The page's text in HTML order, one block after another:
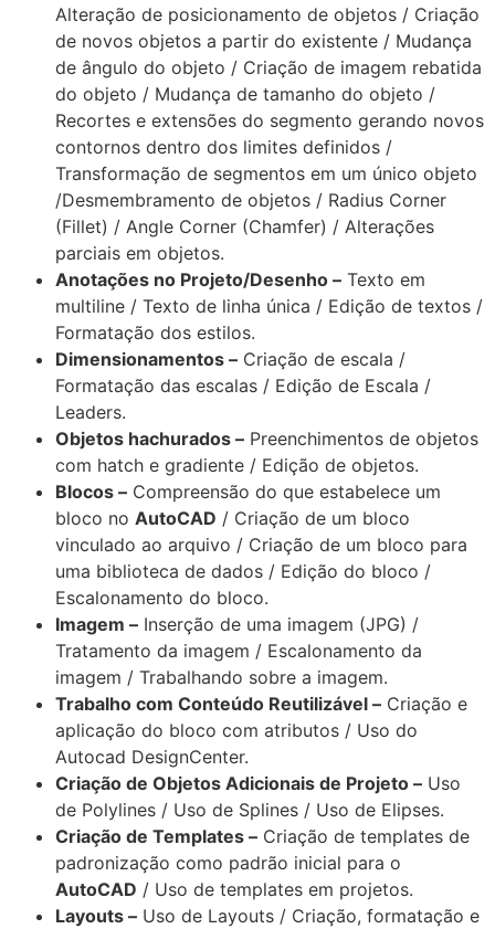
Alteração de posicionamento de objetos / Criação
de novos objetos a partir do existente / Mudança
de ângulo do objeto / Criação de imagem rebatida
do objeto / Mudança de tamanho do objeto /
Recortes e extensões do segmento gerando novos
contornos dentro dos limites definidos /
Transformação de segmentos em um único objeto
/Desmembramento de objetos / Radius Corner
(Fillet) / Angle Corner (Chamfer) / Alterações
parciais em objetos.
Anotações no Projeto/Desenho – Texto em
multiline / Texto de linha única / Edição de textos /
Formatação dos estilos.
Dimensionamentos – Criação de escala /
Formatação das escalas / Edição de Escala /
Leaders.
Objetos hachurados – Preenchimentos de objetos
com hatch e gradiente / Edição de objetos.
Blocos – Compreensão do que estabelece um
bloco no AutoCAD / Criação de um bloco
vinculado ao arquivo / Criação de um bloco para
uma biblioteca de dados / Edição do bloco /
Escalonamento do bloco.
Imagem – Inserção de uma imagem (JPG) /
Tratamento da imagem / Escalonamento da
imagem / Trabalhando sobre a imagem.
Trabalho com Conteúdo Reutilizável – Criação e
aplicação do bloco com atributos / Uso do
Autocad DesignCenter.
Criação de Objetos Adicionais de Projeto – Uso
de Polylines / Uso de Splines / Uso de Elipses.
Criação de Templates – Criação de templates de
padronização como padrão inicial para o
AutoCAD / Uso de templates em projetos.
Layouts – Uso de Layouts / Criação, formatação e